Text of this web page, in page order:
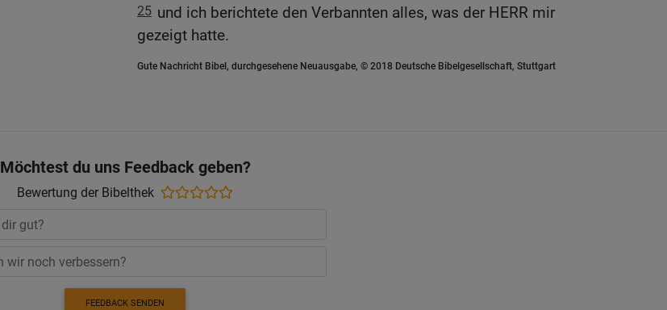
25 und ich berichtete den Verbannten alles, was der HERR mir
gezeigt hatte.
Gute Nachricht Bibel, durchgesehene Neuausgabe, © 2018 Deutsche Bibelgesellschaft, Stuttgart
Möchtest du uns Feedback geben?
Bewertung der Bibelthek
FEEDBACK SENDEN